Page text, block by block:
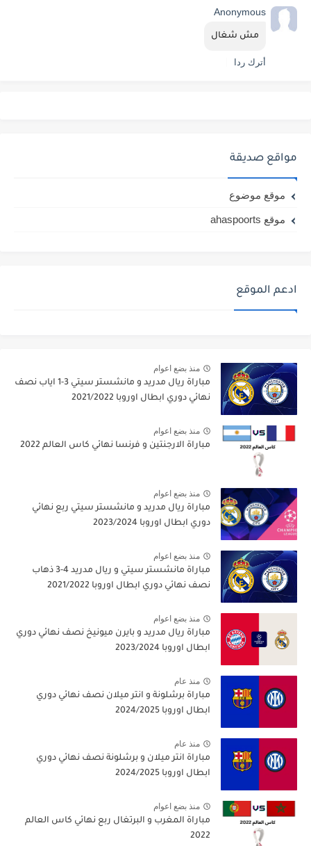
Anonymous
مش شغال
أترك ردا
مواقع صديقة
موقع موضوع
موقع ahaspoorts
ادعم الموقع
منذ بضع اعوام
مباراة ريال مدريد و مانشستر سيتي 3-1 اياب نصف
نهائي دوري ابطال اوروبا 2021/2022
منذ بضع اعوام
مباراة الارجنتين و فرنسا نهائي كاس العالم 2022
منذ بضع اعوام
مباراة ريال مدريد و مانشستر سيتي ربع نهائي
دوري ابطال اوروبا 2023/2024
منذ بضع اعوام
مباراة مانشستر سيتي و ريال مدريد 4-3 ذهاب
نصف نهائي دوري ابطال اوروبا 2021/2022
منذ بضع اعوام
مباراة ريال مدريد و بايرن ميونيخ نصف نهائي دوري
ابطال اوروبا 2023/2024
منذ عام
مباراة برشلونة و انتر ميلان نصف نهائي دوري
ابطال اوروبا 2024/2025
منذ عام
مباراة انتر ميلان و برشلونة نصف نهائي دوري
ابطال اوروبا 2024/2025
منذ بضع اعوام
مباراة المغرب و البرتغال ربع نهائي كاس العالم
2022